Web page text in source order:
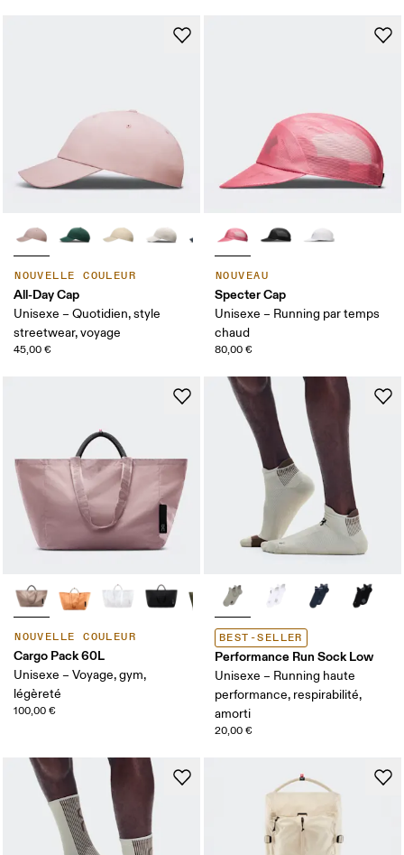
NOUVELLE COULEUR
All-Day Cap
Unisexe – Quotidien, style
streetwear, voyage
45,00 €
NOUVEAU
Specter Cap
Unisexe – Running par temps
chaud
80,00 €
NOUVELLE COULEUR
Cargo Pack 60L
Unisexe – Voyage, gym,
légèreté
100,00 €
BEST-SELLER
Performance Run Sock Low
Unisexe – Running haute
performance, respirabilité,
amorti
20,00 €